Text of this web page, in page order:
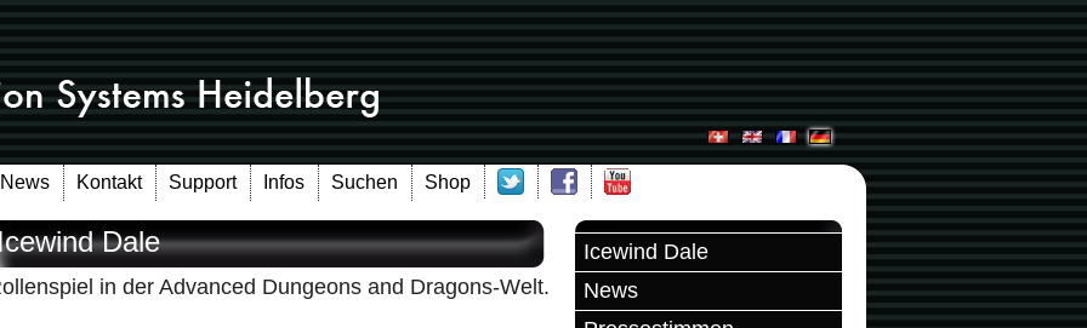
News Kontakt Support Infos Suchen Shop
Icewind Dale
News
Dale
in der Advanced Dungeons and Dragons-Welt.